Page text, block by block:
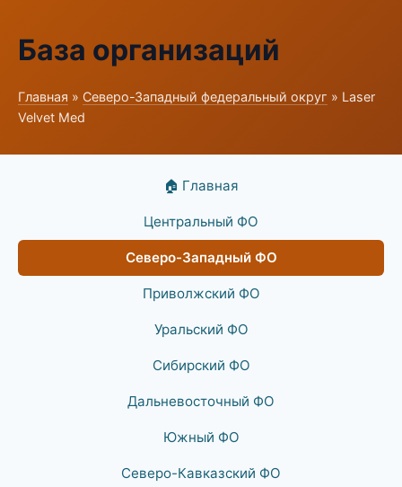
База организаций
Главная » Северо-Западный федеральный округ » Laser
Velvet Med
🏠 Главная
Центральный ФО
Северо-Западный ФО
Приволжский ФО
Уральский ФО
Сибирский ФО
Дальневосточный ФО
Южный ФО
Северо-Кавказский ФО